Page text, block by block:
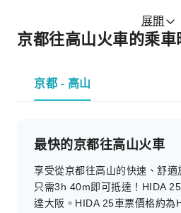
展開
京都往高山火車的乘車
京都 - 高山
最快的京都往高山火車
享受從京都往高山的快速、舒適
只需3h 40m即可抵達！HIDA
達大阪。HIDA 25車票價格約為